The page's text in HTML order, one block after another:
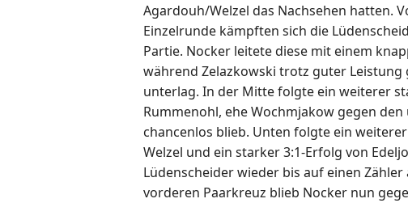
Agardouh/Welzel das Nachsehen hatten.
Einzelrunde kämpften sich die
Partie. Nocker leitete diese mit einem
während Zelazkowski trotz guter Leistung
unterlag. In der Mitte folgte ein weiterer
Rummenohl, ehe Wochmjakow gegen
chancenlos blieb. Unten folgte ein
Welzel und ein starker 3:1-Erfolg von
Lüdenscheider wieder bis auf einen
vorderen Paarkreuz blieb Nocker nun